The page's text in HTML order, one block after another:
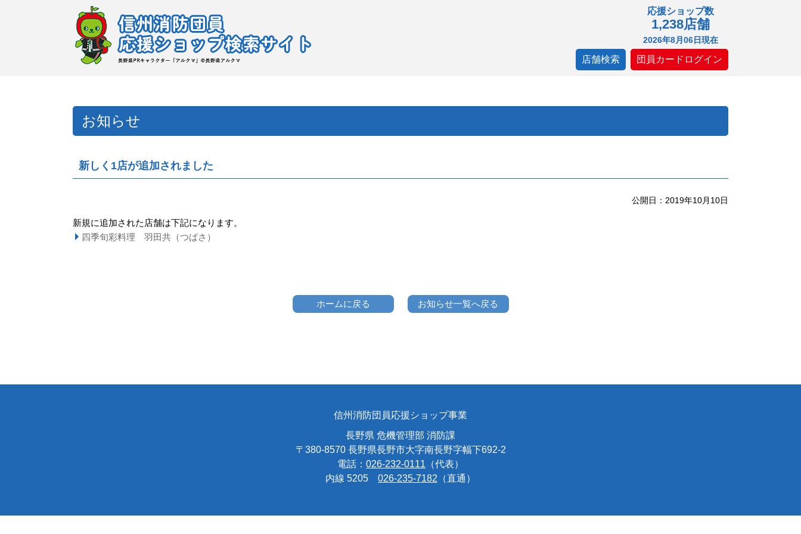
応援ショップ数
1,238店舗
2026年8月06日現在
店舗検索 団員カードログイン
お知らせ
新しく1店が追加されました
公開日：2019年10月10日
新規に追加された店舗は下記になります。
四季旬彩料理 羽田共（つばさ）
ホームに戻る お知らせ一覧へ戻る
信州消防団員応援ショップ事業
長野県 危機管理部 消防課
〒380-8570 長野県長野市大字南長野字幅下692-2
電話： 026-232-0111 （代表）
内線 5205 026-235-7182 （直通）